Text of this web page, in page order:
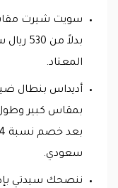
المعتاد.
أديداس بنطال
سعودي.
ننصحك سيدتي